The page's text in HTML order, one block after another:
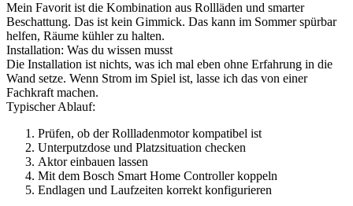
Mein Favorit ist die Kombination aus Rollläden und smarter
Beschattung. Das ist kein Gimmick. Das kann im Sommer spürbar
helfen, Räume kühler zu halten.
Installation: Was du wissen musst
Die Installation ist nichts, was ich mal eben ohne Erfahrung in die
Wand setze. Wenn Strom im Spiel ist, lasse ich das von einer
Fachkraft machen.
Typischer Ablauf:
Prüfen, ob der Rollladenmotor kompatibel ist
Unterputzdose und Platzsituation checken
Aktor einbauen lassen
Mit dem Bosch Smart Home Controller koppeln
Endlagen und Laufzeiten korrekt konfigurieren